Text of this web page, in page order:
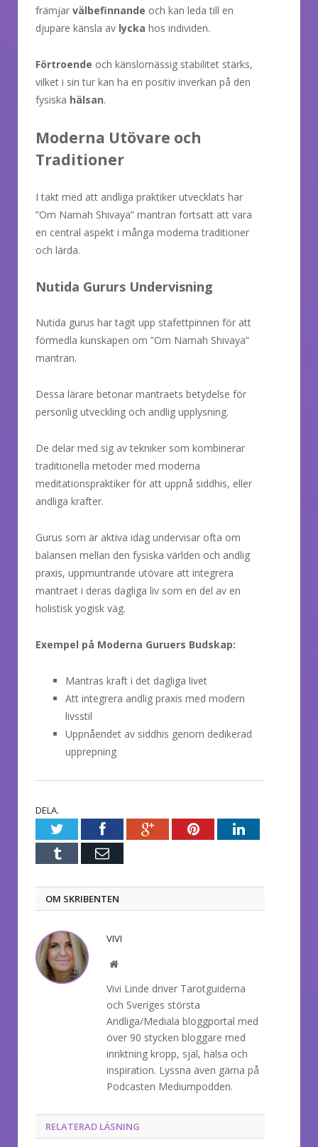
främjar välbefinnande och kan leda till en
djupare känsla av lycka hos individen.
Förtroende och känslomässig stabilitet stärks,
vilket i sin tur kan ha en positiv inverkan på den
fysiska hälsan.
Moderna Utövare och
Traditioner
I takt med att andliga praktiker utvecklats har
”Om Namah Shivaya” mantran fortsatt att vara
en central aspekt i många moderna traditioner
och lärda.
Nutida Gururs Undervisning
Nutida gurus har tagit upp stafettpinnen för att
förmedla kunskapen om ”Om Namah Shivaya”
mantran.
Dessa lärare betonar mantraets betydelse för
personlig utveckling och andlig upplysning.
De delar med sig av tekniker som kombinerar
traditionella metoder med moderna
meditationspraktiker för att uppnå siddhis, eller
andliga krafter.
Gurus som är aktiva idag undervisar ofta om
balansen mellan den fysiska världen och andlig
praxis, uppmuntrande utövare att integrera
mantraet i deras dagliga liv som en del av en
holistisk yogisk väg.
Exempel på Moderna Guruers Budskap:
Mantras kraft i det dagliga livet
Att integrera andlig praxis med modern
livsstil
Uppnåendet av siddhis genom dedikerad
upprepning
DELA.
TwitterFacebookGoogle+PinterestLinkedIn
Tumblr E-
OM SKRIBENTEN
VIVI
Website
Vivi Linde driver Tarotguiderna
och Sveriges största
Andliga/Mediala bloggportal med
över 90 stycken bloggare med
inriktning kropp, själ, hälsa och
inspiration. Lyssna även gärna på
Podcasten Mediumpodden.
RELATERAD LÄSNING